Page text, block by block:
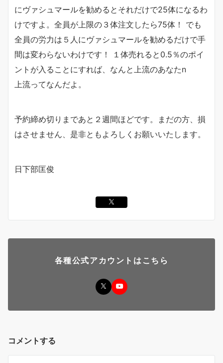
にヴァシュマールを勧めるとそれだけで25体になるわ
けですよ。全員が上限の３体注文したら75体！ でも
全員の労力は５人にヴァシュマールを勧めるだけで手
間は変わらないわけです！ １体売れると0.5％のポイ
ントが入ることにすれば、なんと上流のあなたn
上流ってなんだよ。
予約締め切りまであと２週間ほどです。まだの方、損
はさせません、是非ともよろしくお願いいたします。
日下部匡俊
各種公式アカウントはこちら
コメントする